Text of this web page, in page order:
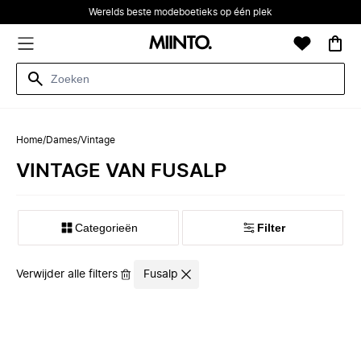
Werelds beste modeboetieks op één plek
Home/Dames/Vintage
VINTAGE VAN FUSALP
Categorieën Filter
Verwijder alle filters Fusalp